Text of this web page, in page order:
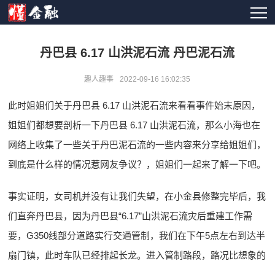
丹巴县 6.17 山洪泥石流 丹巴泥石流
趣人趣事 2022-09-16 16:02:35
此时姐姐们关于丹巴县 6.17 山洪泥石流来看看事件始末原因，
姐姐们都想要剖析一下丹巴县 6.17 山洪泥石流，那么小海也在
网络上收集了一些关于丹巴泥石流的一些内容来分享给姐姐们，
到底是什么样的情况惹网友争议？，姐姐们一起来了解一下吧。
事实证明，女司机并没有让我们失望，在小金县修整完毕后，我
们直奔丹巴县，因为丹巴县“6.17​”山洪泥石流灾后重建工作需
要，G350线部分道路实行交通管制，我们在下午5点左右到达半
扇门镇，此时车队已经排起长龙。进入管制路段，路况比想象的